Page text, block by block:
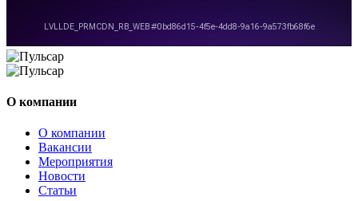
О компании
О компании
Вакансии
Мероприятия
Новости
Статьи